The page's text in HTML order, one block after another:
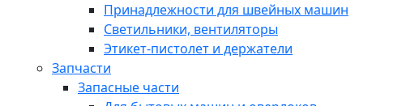
Принадлежности для швейных машин
Светильники, вентиляторы
Этикет-пистолет и держатели
Запчасти
Запасные части